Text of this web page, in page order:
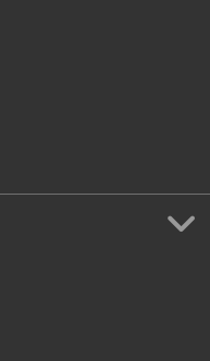
Samaná
Los Haitises com
Los
pelo Parque